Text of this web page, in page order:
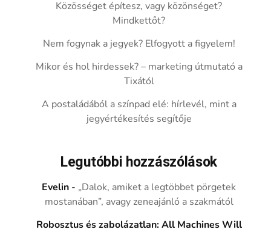
Közösséget építesz, vagy közönséget?
Mindkettőt?
Nem fogynak a jegyek? Elfogyott a figyelem!
Mikor és hol hirdessek? – marketing útmutató a
Tixától
A postaládából a színpad elé: hírlevél, mint a
jegyértékesítés segítője
Legutóbbi hozzászólások
Evelin - „Dalok, amiket a legtöbbet pörgetek
mostanában”, avagy zeneajánló a szakmától
Robosztus és zabolázatlan: All Machines Will